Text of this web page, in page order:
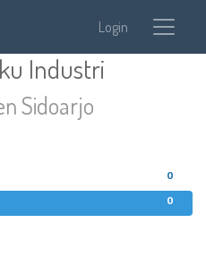
Login
Industri
Sidoarjo
0
0